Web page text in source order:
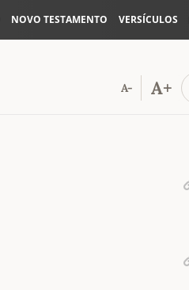
NOVO TESTAMENTO VERSÍCULOS
A- A+